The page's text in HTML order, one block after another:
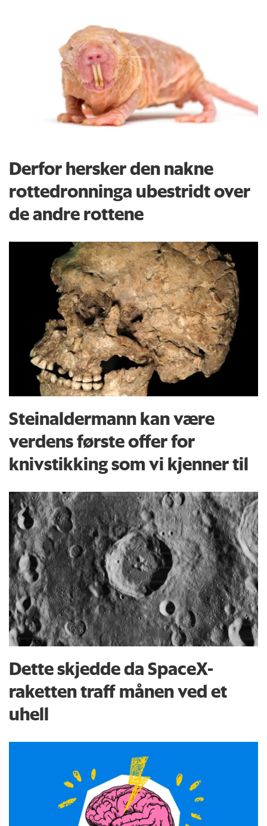
Derfor hersker den nakne
rottedronninga ubestridt over
de andre rottene
Steinaldermann kan være
verdens første offer for
knivstikking som vi kjenner til
Dette skjedde da SpaceX-
raketten traff månen ved et
uhell